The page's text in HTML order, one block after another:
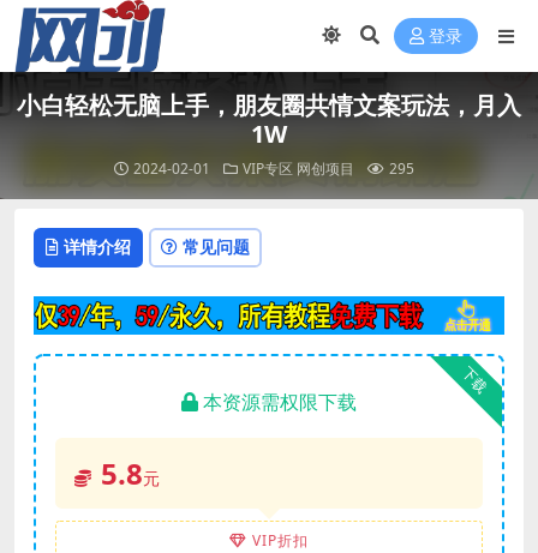
登录
小白轻松无脑上手，朋友圈共情文案玩法，月入
1W
2024-02-01 VIP专区 网创项目 295
详情介绍 常见问题
下载
本资源需权限下载
5.8元
VIP折扣